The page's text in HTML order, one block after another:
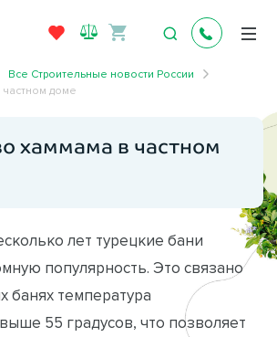
Все Строительные новости России
частном доме
хаммама в частном
лет турецкие бани
популярность. Это связано
банях температура
55 градусов, что позволяет